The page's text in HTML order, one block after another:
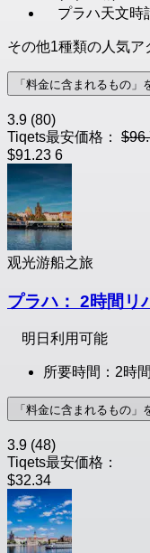
プラハ天文時
その他1種類の人気ア
「料金に含まれるもの」
3.9 (80)
Tiqets最安価格：
$91.23 6
观光游船之旅
プラハ： 2時間リ
明日利用可能
所要時間：2時間
「料金に含まれるもの」
3.9 (48)
Tiqets最安価格：
$32.34